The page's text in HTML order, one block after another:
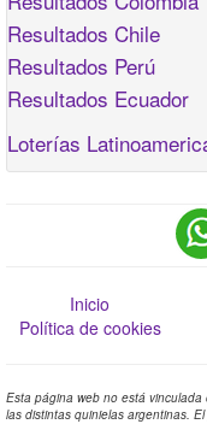
Resultados Chile
Resultados Perú
Resultados Ecuador
Loterías
Inicio
Política de cookies
Esta página web no está
las distintas quinielas argentinas.